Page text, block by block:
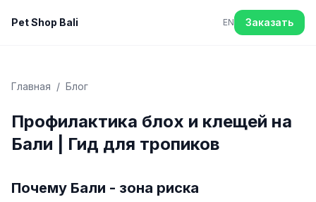
Pet Shop Bali EN Заказать
Главная / Блог
Профилактика блох и клещей на
Бали | Гид для тропиков
Почему Бали - зона риска